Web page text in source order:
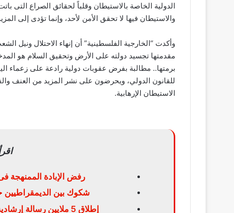
الدولية الخاصة بالاستيطان وقلباً لحقائق الصراع التى
والاستيطان فيها لا تحقق الأمن لأحد، وإنما تؤدى إلى
وأكدت “الخارجية الفلسطينية” أن إنهاء الاحتلال ونيل
مقدمتها تجسيد دولته على الأرض وتحقيق السلام هو
برمتها.. مطالبة بفرض عقوبات دولية رادعة على زعماء
للقانون الدولي، ويحرضون على نشر المزيد من العنف
الاستيطان الإرهابية.
رفض الإبادة الممنهجة
شكوك بين الديمقراطيين
إطلاق 5 ملايين رسالة إرشادية للمعتمرين عبر الشاشات الإلكترونية